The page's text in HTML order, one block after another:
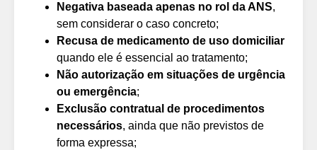
Negativa baseada apenas no rol da ANS,
sem considerar o caso concreto;
Recusa de medicamento de uso domiciliar
quando ele é essencial ao tratamento;
Não autorização em situações de urgência
ou emergência;
Exclusão contratual de procedimentos
necessários, ainda que não previstos de
forma expressa;